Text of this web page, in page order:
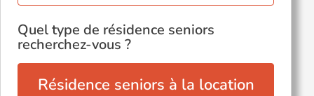
Quel type de résidence seniors
recherchez-vous ?
Résidence seniors à la location